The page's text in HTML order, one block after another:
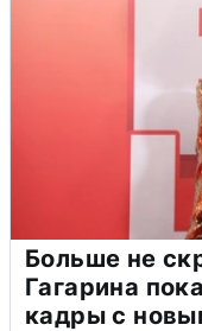
Больше не
Гагарина
кадры с